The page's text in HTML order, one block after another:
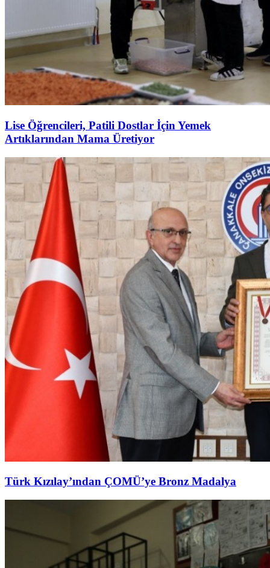
Lise Öğrencileri, Patili Dostlar İçin Yemek
Artıklarından Mama Üretiyor
Türk Kızılay’ından ÇOMÜ’ye Bronz Madalya